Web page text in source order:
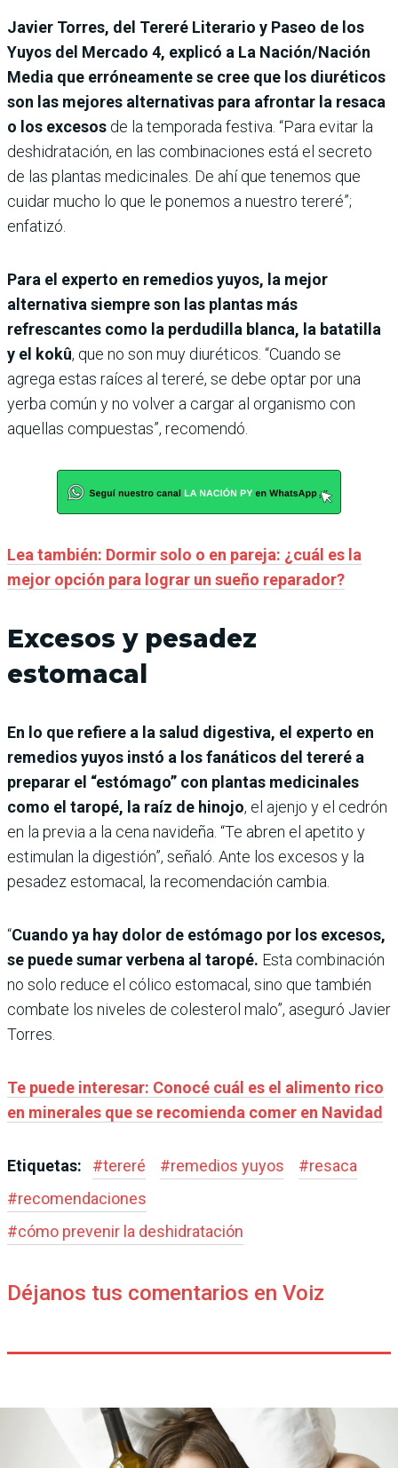
Javier Torres, del Tereré Literario y Paseo de los
Yuyos del Mercado 4, explicó a La Nación/Nación
Media que erróneamente se cree que los diuréticos
son las mejores alternativas para afrontar la resaca
o los excesos de la temporada festiva. “Para evitar la
deshidratación, en las combinaciones está el secreto
de las plantas medicinales. De ahí que tenemos que
cuidar mucho lo que le ponemos a nuestro tereré”;
enfatizó.
Para el experto en remedios yuyos, la mejor
alternativa siempre son las plantas más
refrescantes como la perdudilla blanca, la batatilla
y el kokû, que no son muy diuréticos. “Cuando se
agrega estas raíces al tereré, se debe optar por una
yerba común y no volver a cargar al organismo con
aquellas compuestas”, recomendó.
Lea también: Dormir solo o en pareja: ¿cuál es la
mejor opción para lograr un sueño reparador?
Excesos y pesadez
estomacal
En lo que refiere a la salud digestiva, el experto en
remedios yuyos instó a los fanáticos del tereré a
preparar el “estómago” con plantas medicinales
como el taropé, la raíz de hinojo, el ajenjo y el cedrón
en la previa a la cena navideña. “Te abren el apetito y
estimulan la digestión”, señaló. Ante los excesos y la
pesadez estomacal, la recomendación cambia.
“Cuando ya hay dolor de estómago por los excesos,
se puede sumar verbena al taropé. Esta combinación
no solo reduce el cólico estomacal, sino que también
combate los niveles de colesterol malo”, aseguró Javier
Torres.
Te puede interesar: Conocé cuál es el alimento rico
en minerales que se recomienda comer en Navidad
Etiquetas: #tereré #remedios yuyos #resaca
#recomendaciones
#cómo prevenir la deshidratación
Déjanos tus comentarios en Voiz